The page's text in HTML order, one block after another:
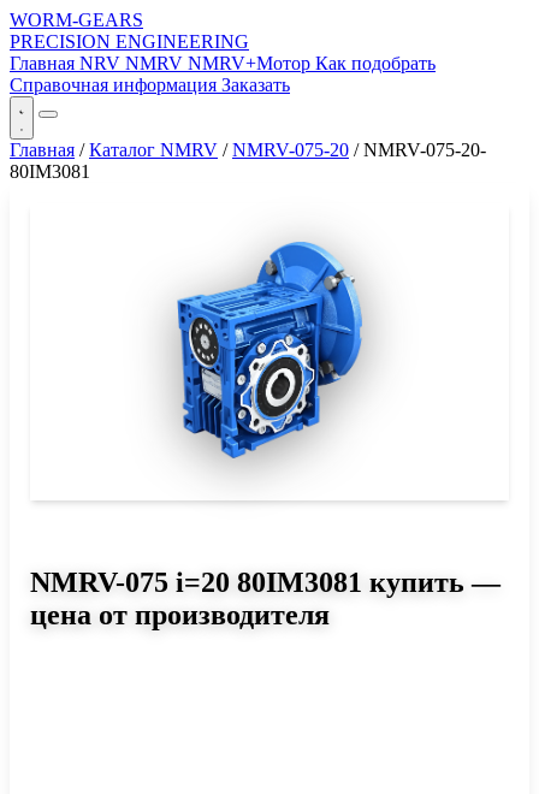
WORM-GEARS
PRECISION ENGINEERING
Главная NRV NMRV NMRV+Мотор Как подобрать
Справочная информация Заказать
Главная / Каталог NMRV / NMRV-075-20 / NMRV-075-20-
80IM3081
NMRV-075 i=20 80IM3081 купить —
цена от производителя